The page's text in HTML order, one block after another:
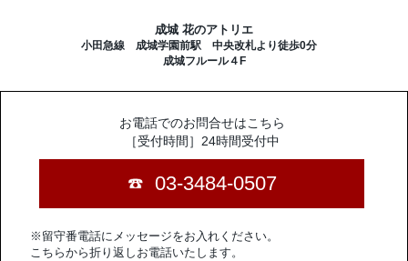
成城 花のアトリエ
小田急線 成城学園前駅 中央改札より徒歩0分
成城フルール４F
お電話でのお問合せはこちら
［受付時間］24時間受付中
03-3484-0507
※留守番電話にメッセージをお入れください。
こちらから折り返しお電話いたします。